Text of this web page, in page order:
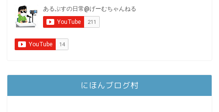
にほんブログ村
趣味